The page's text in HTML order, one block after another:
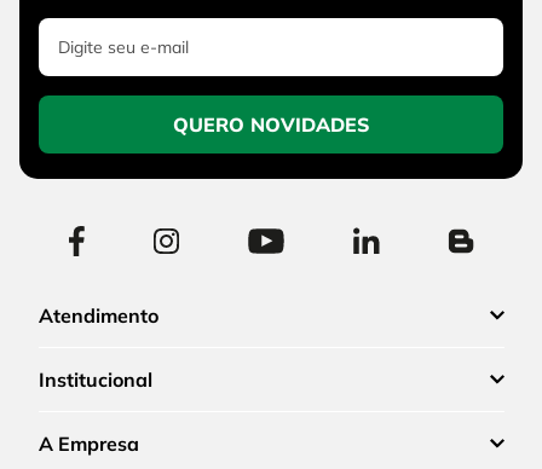
QUERO NOVIDADES
Atendimento
Institucional
A Empresa